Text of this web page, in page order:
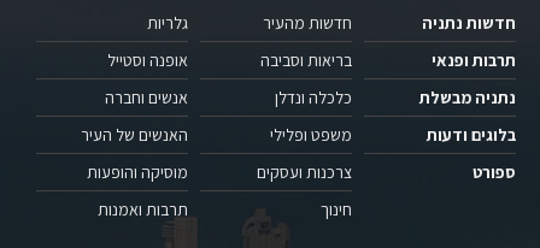
חדשות נתניה
תרבות ופנאי
נתניה מבשלת
בלוגים ודעות
ספורט
חדשות מהעיר
בריאות וסביבה
כלכלה ונדלן
משפט ופלילי
צרכנות ועסקים
חינוך
גלריות
אופנה וסטייל
אנשים וחברה
האנשים של העיר
מוסיקה והופעות
תרבות ואמנות